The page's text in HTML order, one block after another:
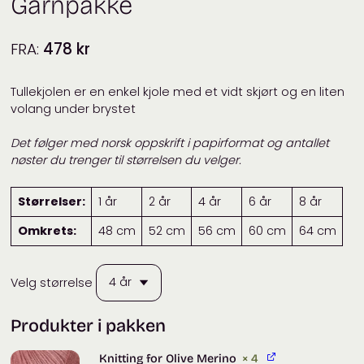
FRA: 478 kr
Tullekjolen er en enkel kjole med et vidt skjørt og en liten
volang under brystet
Det følger med norsk oppskrift i papirformat og antallet
nøster du trenger til størrelsen du velger.
Størrelser: 1 år 2 år 4 år 6 år
8 år
Omkrets:
48 cm 52 cm 56 cm 60 cm 64 cm
Velg størrelse
Produkter i pakken
Knitting for Olive Merino × 4